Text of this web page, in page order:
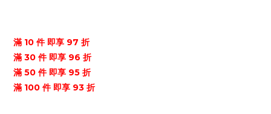
滿 10 件 即享 97 折
滿 30 件 即享 96 折
滿 50 件 即享 95 折
滿 100 件 即享 93 折